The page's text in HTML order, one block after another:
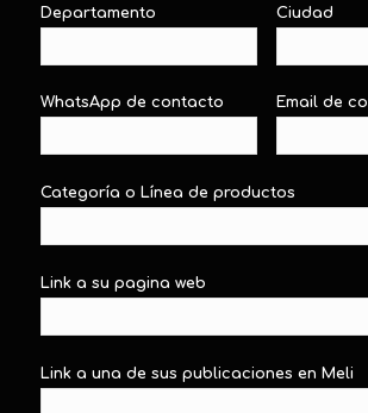
Departamento Ciudad
Email de
WhatsApp de contacto
Categoría o Línea de productos
Link a su pagina web
Link a una de sus publicaciones en Meli